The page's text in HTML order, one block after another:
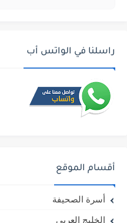
راسلنا في الواتس أب
أقسام الموقع
أسرة الصحيفة
الخليج العربي